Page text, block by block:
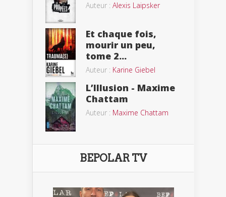
Auteur : Alexis Laipsker
Et chaque fois,
mourir un peu,
tome 2...
Auteur : Karine Giebel
L’Illusion - Maxime
Chattam
Auteur : Maxime Chattam
BEPOLAR TV